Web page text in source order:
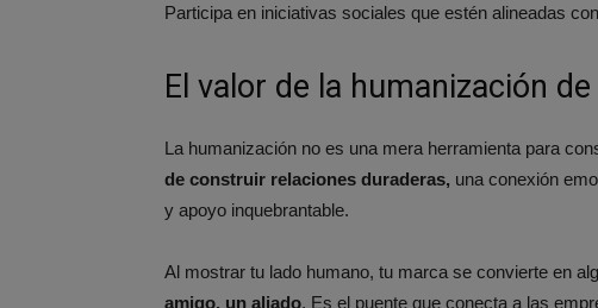
Participa en iniciativas sociales que estén alineadas
El valor de la humanización
La humanización no es una mera herramienta para
de construir relaciones duraderas, una conexión
y apoyo inquebrantable.
Al mostrar tu lado humano, tu marca se convierte en
amigo, un aliado. Es el puente que conecta a las